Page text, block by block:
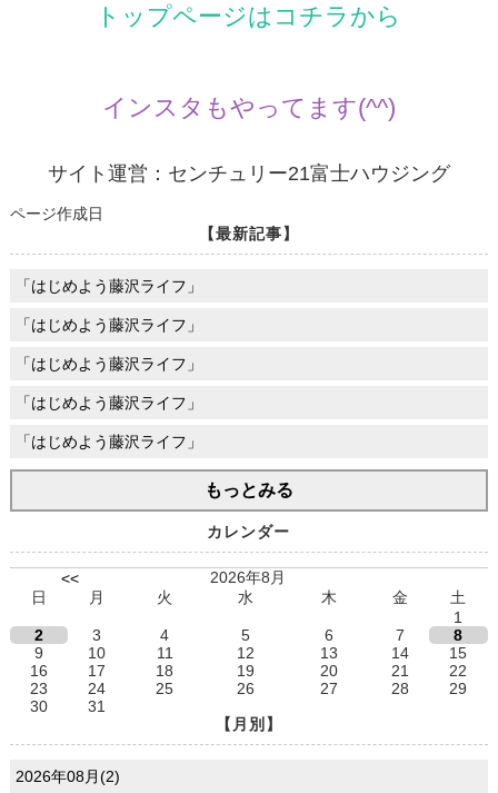
トップページはコチラから
インスタもやってます(^^)
サイト運営：センチュリー21富士ハウジング
ページ作成日
【最新記事】
「はじめよう藤沢ライフ」
「はじめよう藤沢ライフ」
「はじめよう藤沢ライフ」
「はじめよう藤沢ライフ」
「はじめよう藤沢ライフ」
もっとみる
カレンダー
<<
2026年8月
日
月 火 水 木 金
土
1
2
3 4 5 6 7
8
9
10 11 12 13 14
15
16
17 18 19 20 21
22
23
24 25 26 27 28
29
30
31
【月別】
2026年08月(2)